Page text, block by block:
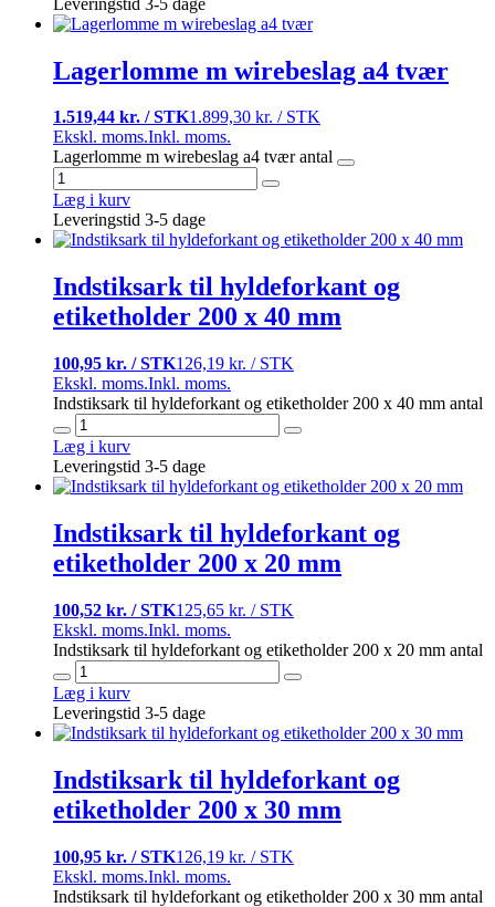
Lagerlomme m wirebeslag a4 tvær
1.519,44 kr. / STK1.899,30 kr. / STK
Ekskl. moms.Inkl. moms.
Lagerlomme m wirebeslag a4 tvær antal
Læg i kurv
Leveringstid 3-5 dage
Indstiksark til hyldeforkant og
etiketholder 200 x 40 mm
100,95 kr. / STK126,19 kr. / STK
Ekskl. moms.Inkl. moms.
Indstiksark til hyldeforkant og etiketholder 200 x 40 mm antal
Læg i kurv
Leveringstid 3-5 dage
Indstiksark til hyldeforkant og
etiketholder 200 x 20 mm
100,52 kr. / STK125,65 kr. / STK
Ekskl. moms.Inkl. moms.
Indstiksark til hyldeforkant og etiketholder 200 x 20 mm antal
Læg i kurv
Leveringstid 3-5 dage
Indstiksark til hyldeforkant og
etiketholder 200 x 30 mm
100,95 kr. / STK126,19 kr. / STK
Ekskl. moms.Inkl. moms.
Indstiksark til hyldeforkant og etiketholder 200 x 30 mm antal